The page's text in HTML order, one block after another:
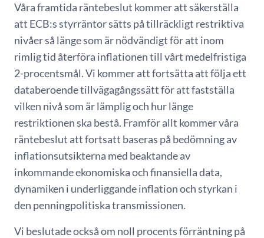
Våra framtida räntebeslut kommer att säkerställa
att ECB:s styrräntor sätts på tillräckligt restriktiva
nivåer så länge som är nödvändigt för att inom
rimlig tid återföra inflationen till vårt medelfristiga
2-procentsmål. Vi kommer att fortsätta att följa ett
databeroende tillvägagångssätt för att fastställa
vilken nivå som är lämplig och hur länge
restriktionen ska bestå. Framför allt kommer våra
räntebeslut att fortsatt baseras på bedömning av
inflationsutsikterna med beaktande av
inkommande ekonomiska och finansiella data,
dynamiken i underliggande inflation och styrkan i
den penningpolitiska transmissionen.
Vi beslutade också om noll procents förräntning på